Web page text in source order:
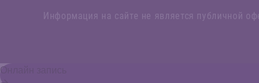
Информация на сайте не является публичной